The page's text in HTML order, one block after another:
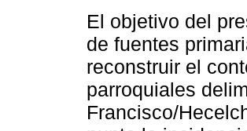
El objetivo del
de fuentes
reconstruir el
parroquiales
Francisco/